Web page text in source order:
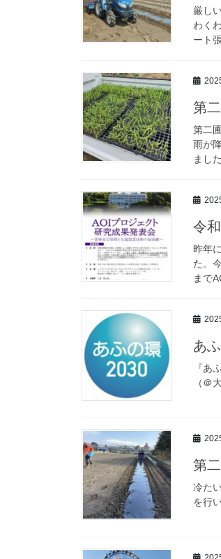
厳し
わく
ート
第
第二
雨が
ました
令
昨年
た。
まで
あ
『あ
（＠
第
冷た
を行